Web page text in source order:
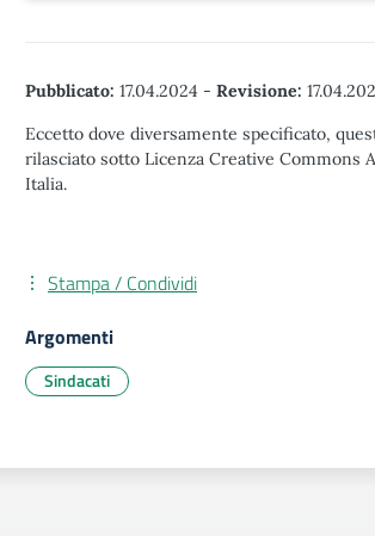
Pubblicato: 17.04.2024 - Revisione:
Eccetto dove diversamente specificato,
rilasciato sotto Licenza Creative Commons
Italia.
Stampa / Condividi
Argomenti
Sindacati